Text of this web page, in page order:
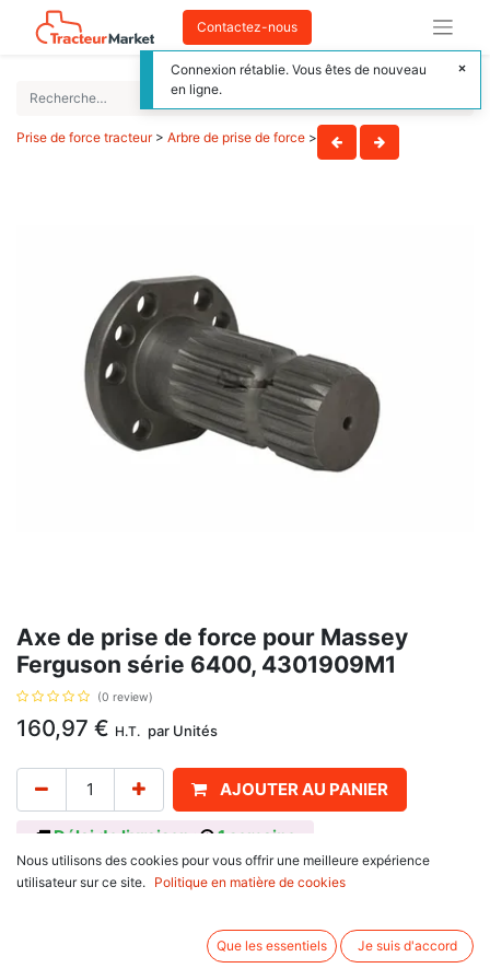
Contactez-nous
Prise de force tracteur> Arbre de prise de force >
Axe de prise de force pour Massey
Ferguson série 6400, 4301909M1
(0 review)
160,97 € H.T. par Unités
AJOUTER AU PANIER
Délai de livraison : 1 semaine
Diamètre 1+3/4 " avec 20 cannelures, longueur 120 mm, pour rotation à
série 5400 : 5420, 5425, 5430, 5435, 5440, 5445, 5450, 5455,
Nous utilisons des cookies pour vous offrir une meilleure expérience
utilisateur sur ce site.
Politique en matière de cookies
Que les essentiels Je suis d'accord
Connexion rétablie. Vous êtes de nouveau
en ligne.